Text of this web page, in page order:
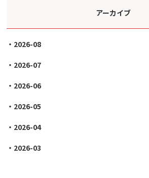
アーカイブ
2026-08
2026-07
2026-06
2026-05
2026-04
2026-03